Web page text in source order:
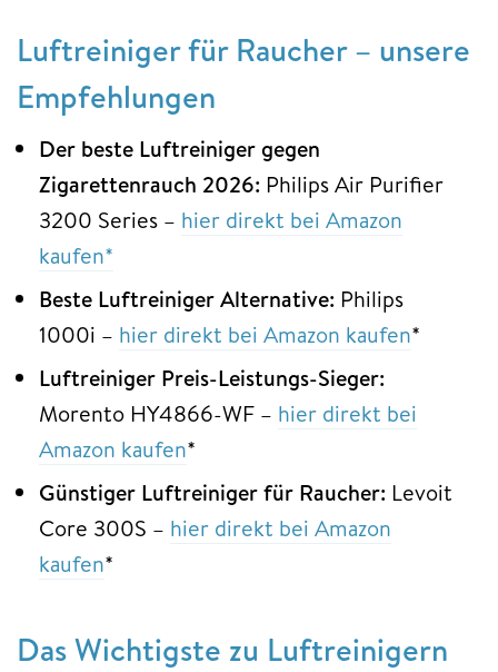
Luftreiniger für Raucher – unsere
Empfehlungen
Der beste Luftreiniger gegen
Zigarettenrauch 2026: Philips Air Purifier
3200 Series – hier direkt bei Amazon
kaufen*
Beste Luftreiniger Alternative: Philips
1000i – hier direkt bei Amazon kaufen*
Luftreiniger Preis-Leistungs-Sieger:
Morento HY4866-WF – hier direkt bei
Amazon kaufen*
Günstiger Luftreiniger für Raucher: Levoit
Core 300S – hier direkt bei Amazon
kaufen*
Das Wichtigste zu Luftreinigern